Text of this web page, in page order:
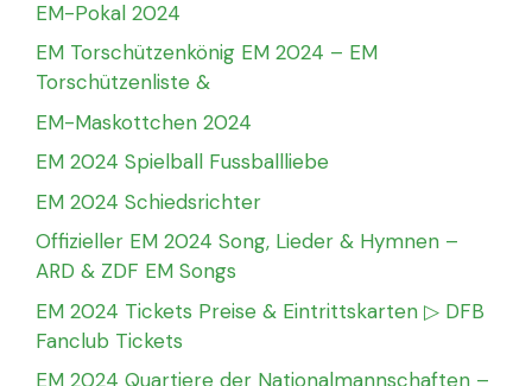
EM-Pokal 2024
EM Torschützenkönig EM 2024 – EM
Torschützenliste &
EM-Maskottchen 2024
EM 2024 Spielball Fussballliebe
EM 2024 Schiedsrichter
Offizieller EM 2024 Song, Lieder & Hymnen –
ARD & ZDF EM Songs
EM 2024 Tickets Preise & Eintrittskarten ▷ DFB
Fanclub Tickets
EM 2024 Quartiere der Nationalmannschaften –